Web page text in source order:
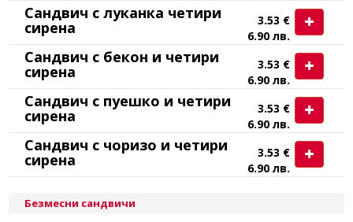
Сандвич с луканка четири
сирена
3.53 €
6.90 лв.
Сандвич с бекон и четири
сирена
3.53 €
6.90 лв.
Сандвич с пуешко и четири
сирена
3.53 €
6.90 лв.
Сандвич с чоризо и четири
сирена
3.53 €
6.90 лв.
Безмесни сандвичи